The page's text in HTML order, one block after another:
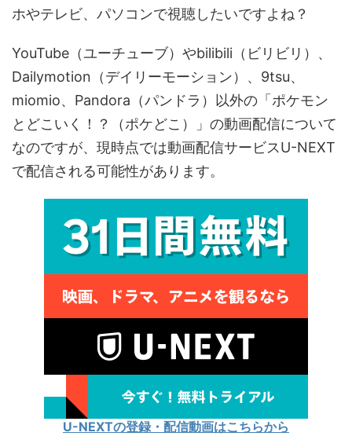
ホやテレビ、パソコンで視聴したいですよね？
YouTube（ユーチューブ）やbilibili（ビリビリ）、
Dailymotion（デイリーモーション）、9tsu、
miomio、Pandora（パンドラ）以外の「ポケモン
とどこいく！？（ポケどこ）」の動画配信について
なのですが、現時点では動画配信サービスU-NEXT
で配信される可能性があります。
U-NEXTの登録・配信動画はこちらから